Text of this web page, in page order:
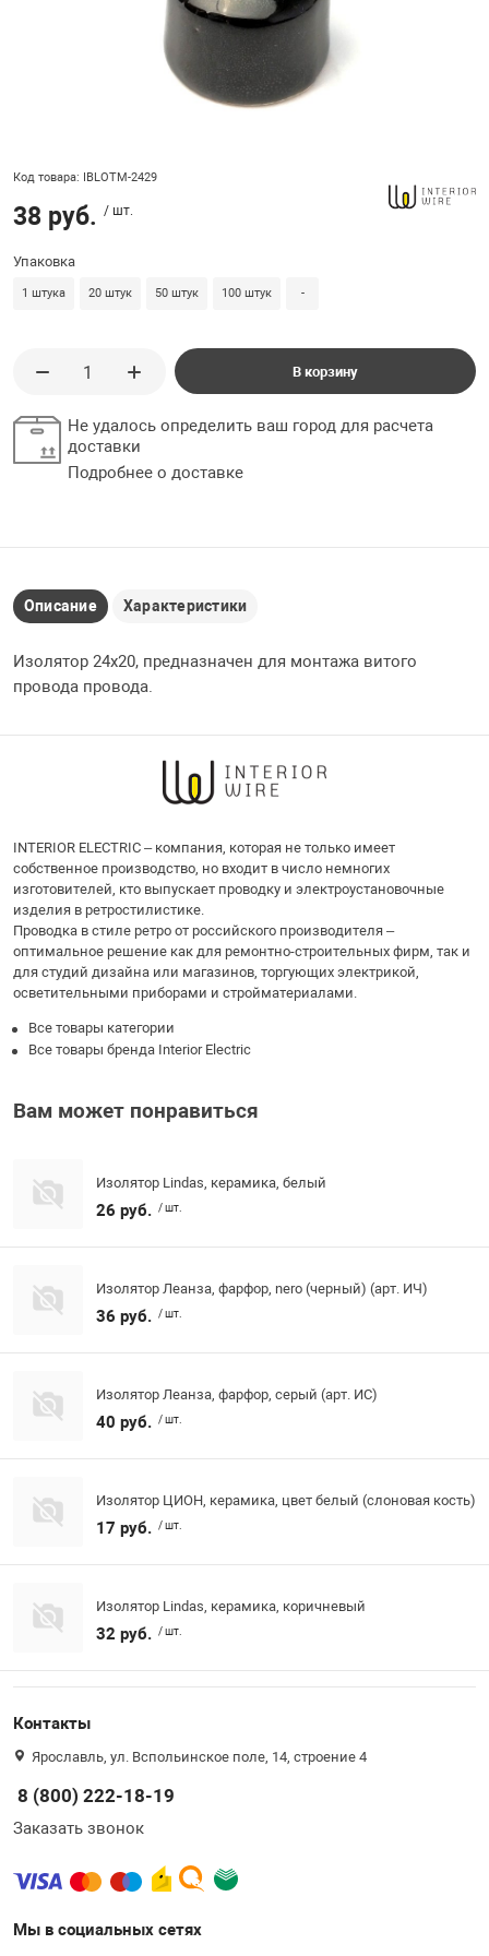
Код товара: IBLOTM-2429
38 руб. / шт.
Упаковка
1 штука 20 штук 50 штук 100 штук -
В корзину
Не удалось определить ваш город для расчета
доставки
Подробнее о доставке
Описание Характеристики
Изолятор 24х20, предназначен для монтажа витого
провода провода.
INTERIOR ELECTRIC – компания, которая не только имеет
собственное производство, но входит в число немногих
изготовителей, кто выпускает проводку и электроустановочные
изделия в ретростилистике.
Проводка в стиле ретро от российского производителя –
оптимальное решение как для ремонтно-строительных фирм, так и
для студий дизайна или магазинов, торгующих электрикой,
осветительными приборами и стройматериалами.
Все товары категории
Все товары бренда Interior Electric
Вам может понравиться
Изолятор Lindas, керамика, белый
26 руб. / шт.
Изолятор Леанза, фарфор, nero (черный) (арт. ИЧ)
36 руб. / шт.
Изолятор Леанза, фарфор, серый (арт. ИС)
40 руб. / шт.
Изолятор ЦИОН, керамика, цвет белый (слоновая кость)
17 руб. / шт.
Изолятор Lindas, керамика, коричневый
32 руб. / шт.
Контакты
Ярославль, ул. Вспольинское поле, 14, строение 4
8 (800) 222-18-19
Заказать звонок
Мы в социальных сетях